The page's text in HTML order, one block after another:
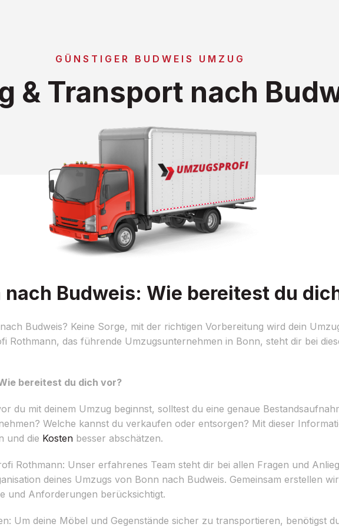
GÜNSTIGER BUDWEIS UMZUG
& Transport nach
nach Budweis: Wie bereitest du
Budweis? Keine Sorge, mit der richtigen Vorbereitung wird dein
Rothmann, das führende Umzugsunternehmen in Bonn, steht dir bei
bereitest du dich vor?
du mit deinem Umzug beginnst, solltest du eine genaue
Welche kannst du verkaufen oder entsorgen? Mit dieser
und die Kosten besser abschätzen.
Rothmann: Unser erfahrenes Team steht dir bei allen Fragen und
deines Umzugs von Bonn nach Budweis. Gemeinsam erstellen
und Anforderungen berücksichtigt.
Um deine Möbel und Gegenstände sicher zu transportieren, benötigst